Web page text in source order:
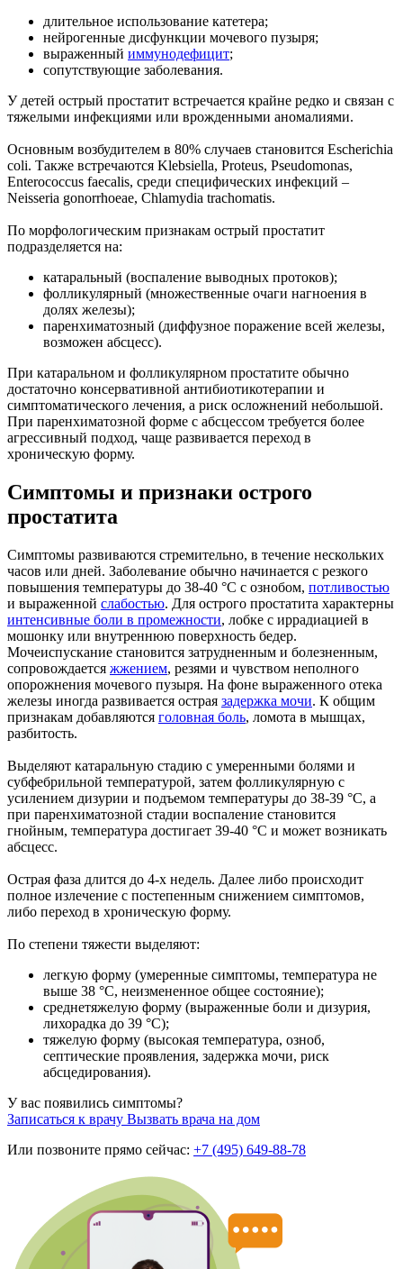
длительное использование катетера;
нейрогенные дисфункции мочевого пузыря;
выраженный иммунодефицит;
сопутствующие заболевания.
У детей острый простатит встречается крайне редко и связан с
тяжелыми инфекциями или врожденными аномалиями.
Основным возбудителем в 80% случаев становится Escherichia
coli. Также встречаются Klebsiella, Proteus, Pseudomonas,
Enterococcus faecalis, среди специфических инфекций –
Neisseria gonorrhoeae, Chlamydia trachomatis.
По морфологическим признакам острый простатит
подразделяется на:
катаральный (воспаление выводных протоков);
фолликулярный (множественные очаги нагноения в
долях железы);
паренхиматозный (диффузное поражение всей железы,
возможен абсцесс).
При катаральном и фолликулярном простатите обычно
достаточно консервативной антибиотикотерапии и
симптоматического лечения, а риск осложнений небольшой.
При паренхиматозной форме с абсцессом требуется более
агрессивный подход, чаще развивается переход в
хроническую форму.
Симптомы и признаки острого
простатита
Симптомы развиваются стремительно, в течение нескольких
часов или дней. Заболевание обычно начинается с резкого
повышения температуры до 38-40 °C с ознобом, потливостью
и выраженной слабостью. Для острого простатита характерны
интенсивные боли в промежности, лобке с иррадиацией в
мошонку или внутреннюю поверхность бедер.
Мочеиспускание становится затрудненным и болезненным,
сопровождается жжением, резями и чувством неполного
опорожнения мочевого пузыря. На фоне выраженного отека
железы иногда развивается острая задержка мочи. К общим
признакам добавляются головная боль, ломота в мышцах,
разбитость.
Выделяют катаральную стадию с умеренными болями и
субфебрильной температурой, затем фолликулярную с
усилением дизурии и подъемом температуры до 38-39 °C, а
при паренхиматозной стадии воспаление становится
гнойным, температура достигает 39-40 °C и может возникать
абсцесс.
Острая фаза длится до 4-х недель. Далее либо происходит
полное излечение с постепенным снижением симптомов,
либо переход в хроническую форму.
По степени тяжести выделяют:
легкую форму (умеренные симптомы, температура не
выше 38 °C, неизмененное общее состояние);
среднетяжелую форму (выраженные боли и дизурия,
лихорадка до 39 °C);
тяжелую форму (высокая температура, озноб,
септические проявления, задержка мочи, риск
абсцедирования).
У вас появились симптомы?
Записаться к врачу Вызвать врача на дом
Или позвоните прямо сейчас: +7 (495) 649-88-78